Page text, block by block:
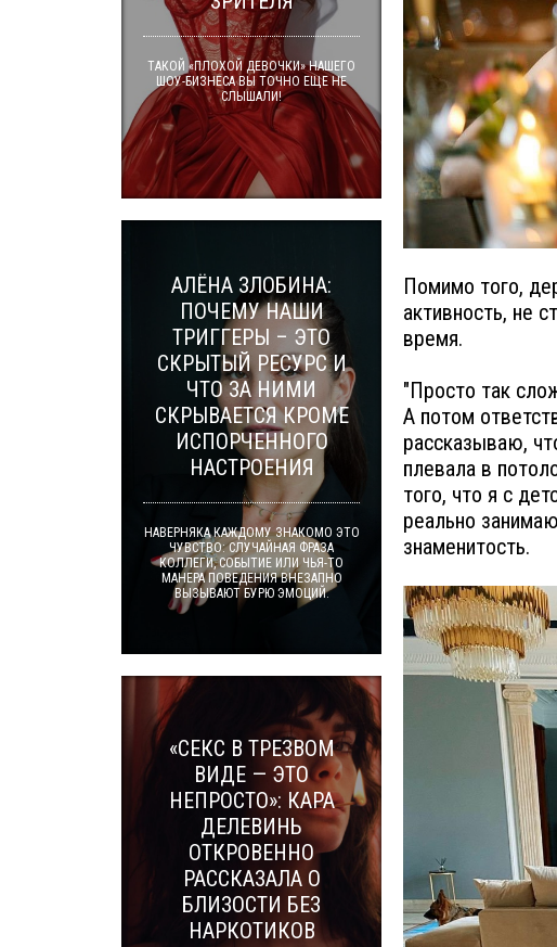
Помимо того,
активность, не
время.
"Просто так
А потом
рассказываю,
плевала в
того, что я с
реально
знаменитость.
ТАКОЙ «ПЛОХОЙ ДЕВОЧКИ» НАШЕГО
ШОУ-БИЗНЕСА ВЫ ТОЧНО ЕЩЕ НЕ
СЛЫШАЛИ!
АЛЁНА ЗЛОБИНА:
ПОЧЕМУ НАШИ
ТРИГГЕРЫ – ЭТО
СКРЫТЫЙ РЕСУРС И
ЧТО ЗА НИМИ
СКРЫВАЕТСЯ КРОМЕ
ИСПОРЧЕННОГО
НАСТРОЕНИЯ
НАВЕРНЯКА КАЖДОМУ ЗНАКОМО ЭТО
ЧУВСТВО: СЛУЧАЙНАЯ ФРАЗА
КОЛЛЕГИ, СОБЫТИЕ ИЛИ ЧЬЯ-ТО
МАНЕРА ПОВЕДЕНИЯ ВНЕЗАПНО
ВЫЗЫВАЮТ БУРЮ ЭМОЦИЙ.
«СЕКС В ТРЕЗВОМ
ВИДЕ — ЭТО
НЕПРОСТО»: КАРА
ДЕЛЕВИНЬ
ОТКРОВЕННО
РАССКАЗАЛА О
БЛИЗОСТИ БЕЗ
НАРКОТИКОВ